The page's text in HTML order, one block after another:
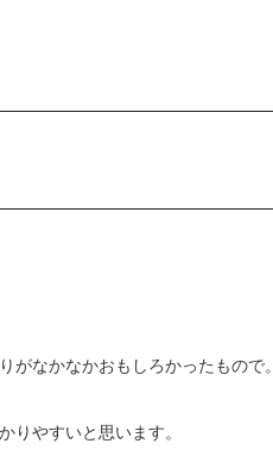
がなかなかおもしろかったもので。
りやすいと思います。